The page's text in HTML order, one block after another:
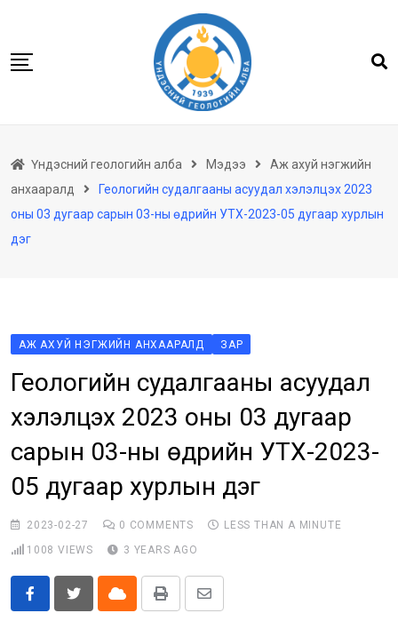
content
Бидний тухай
Ил тод байдал
Танин мэдэхүй
Бусад
E-Zasag.mn
Үндэсний геологийн алба Мэдээ
Аж ахуй нэгжийн
анхааралд
Геологийн судалгааны асуудал хэлэлцэх 2023
оны 03 дугаар сарын 03-ны өдрийн УТХ-2023-05 дугаар хурлын
дэг
АЖ АХУЙ НЭГЖИЙН АНХААРАЛД ЗАР
Геологийн судалгааны асуудал
хэлэлцэх 2023 оны 03 дугаар
сарын 03-ны өдрийн УТХ-2023-
05 дугаар хурлын дэг
2023-02-27 0 COMMENTS
LESS THAN A MINUTE
1008 VIEWS 3 YEARS AGO
Cloud Print
Share